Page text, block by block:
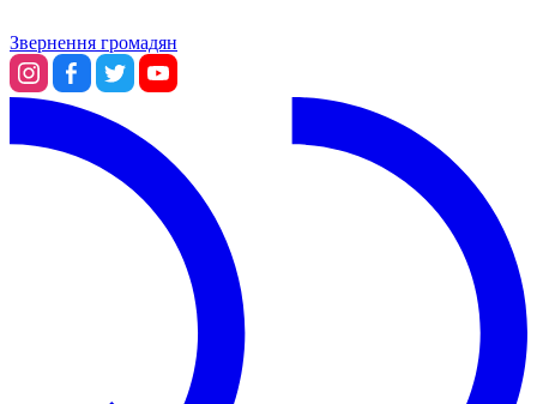
Звернення громадян